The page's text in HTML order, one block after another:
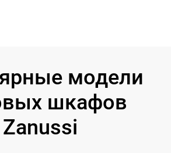
модели
шкафов
Zanussi